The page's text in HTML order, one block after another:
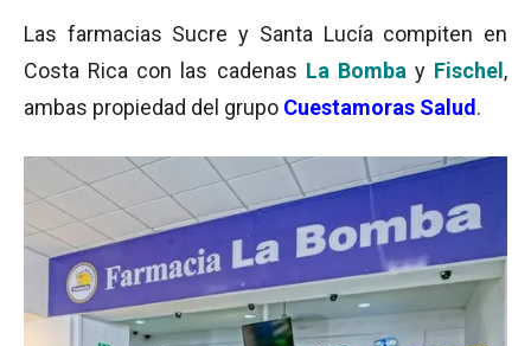
Las farmacias Sucre y Santa Lucía compiten en
Costa Rica con las cadenas La Bomba y Fischel ,
ambas propiedad del grupo Cuestamoras Salud .